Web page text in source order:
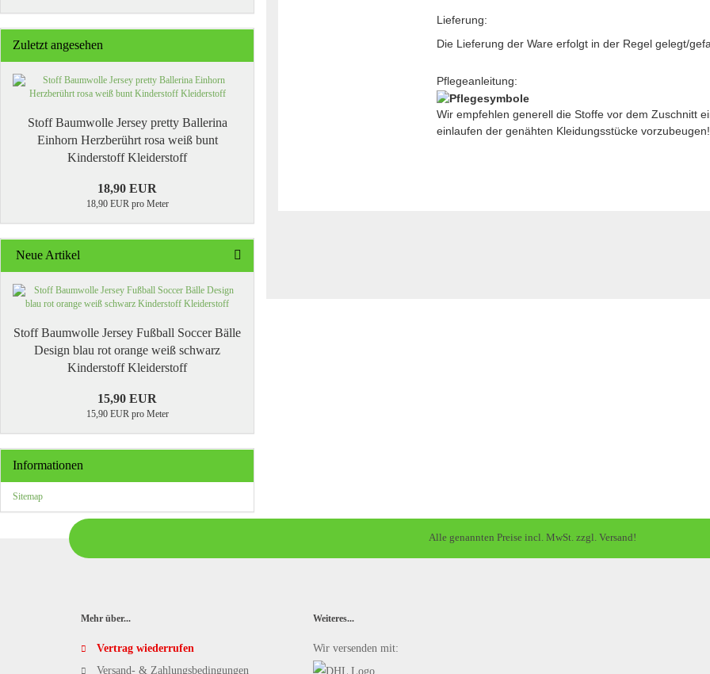
Lieferung:
Die Lieferung der Ware erfolgt in der Regel gelegt/
Pflegeanleitung:
Wir empfehlen generell die Stoffe vor dem Zuschnitt
einlaufen der genähten Kleidungsstücke vorzubeugen!
Zuletzt angesehen
Stoff Baumwolle Jersey pretty Ballerina
Einhorn Herzberührt rosa weiß bunt
Kinderstoff Kleiderstoff
18,90 EUR
18,90 EUR pro Meter
Neue Artikel
Stoff Baumwolle Jersey Fußball Soccer Bälle
Design blau rot orange weiß schwarz
Kinderstoff Kleiderstoff
15,90 EUR
15,90 EUR pro Meter
Informationen
Sitemap
Alle genannten Preise incl. MwSt. zzgl. Versand!
Mehr über...
Vertrag wiederrufen
Versand- & Zahlungsbedingungen
Weiteres...
Wir versenden mit: